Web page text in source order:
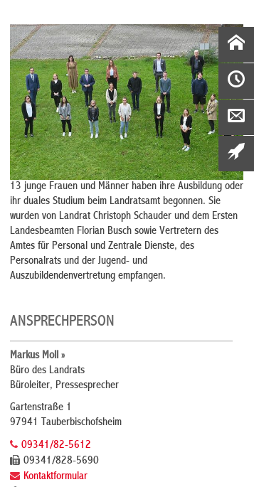
13 junge Frauen und Männer haben ihre Ausbildung oder
ihr duales Studium beim Landratsamt begonnen. Sie
wurden von Landrat Christoph Schauder und dem Ersten
Landesbeamten Florian Busch sowie Vertretern des
Amtes für Personal und Zentrale Dienste, des
Personalrats und der Jugend- und
Auszubildendenvertretung empfangen.
ANSPRECHPERSON
Markus Moll »
Büro des Landrats
Büroleiter, Pressesprecher
Gartenstraße 1
97941 Tauberbischofsheim
09341/82-5612
09341/828-5690
Kontaktformular